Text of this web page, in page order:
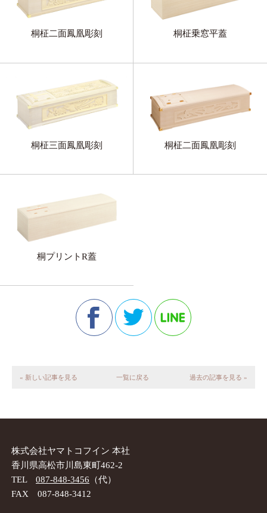
桐柾二面鳳凰彫刻 桐柾乗窓平蓋
桐柾三面鳳凰彫刻 桐柾二面鳳凰彫刻
桐プリントR蓋
« 新しい記事を見る 一覧に戻る 過去の記事を見る »
株式会社ヤマトコフイン 本社
香川県高松市川島東町462-2
TEL 087-848-3456 （代）
FAX 087-848-3412